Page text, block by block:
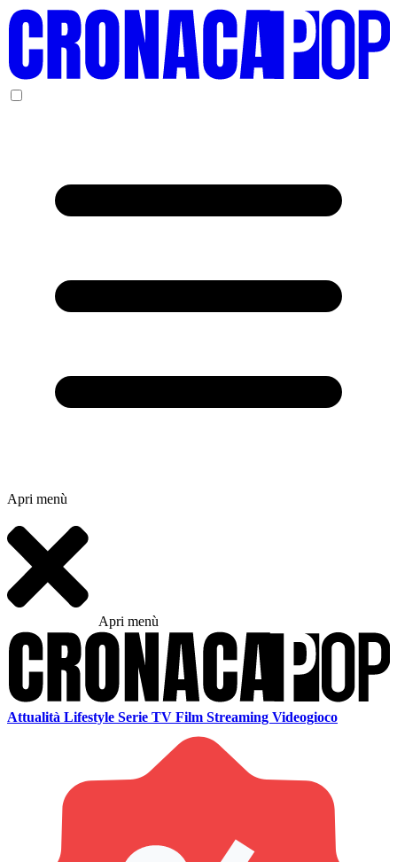
Apri menù
Apri menù
Attualità Lifestyle Serie TV Film Streaming Videogioco